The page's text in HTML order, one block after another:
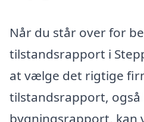
Når du står over for
tilstandsrapport i
at vælge det rigtige
tilstandsrapport, også
bygningsrapport,